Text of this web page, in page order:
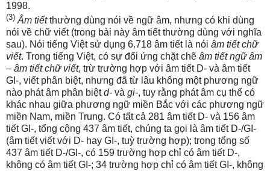
1998.
(3) Âm tiếtthường dùng nói về ngữ âm, nhưng có khi dùng
nói về chữ viết (trong bài này âm tiết thường dùng với nghĩa
sau). Nói tiếng Việt sử dụng 6.718 âm tiết là nói âm tiết chữ
viết. Trong tiếng Việt, có sự đối ứng chặt chẽ âm tiết ngữ âm
– âm tiết chữ viết, trừ trường hợp với âm tiết D- và âm tiết
GI-, viết phân biệt, nhưng đã từ lâu không một phương ngữ
nào phát âm phân biệtd- và gi-, tuy rằng phát âm cụ thể có
khác nhau giữa phương ngữ miền Bắc với các phương ngữ
miền Nam, miền Trung. Có tất cả 281 âm tiết D- và 156 âm
tiết GI-, tổng cộng 437 âm tiết, chúng ta gọi là âm tiết D-/GI-
(âm tiết viết với D- hay GI-, tuỳ trường hợp); trong tổng số
437 âm tiết D-/GI-, có 159 trường hợp chỉ có âm tiết D-,
không có âm tiết GI-; 34 trường hợp chỉ có âm tiết GI-, không